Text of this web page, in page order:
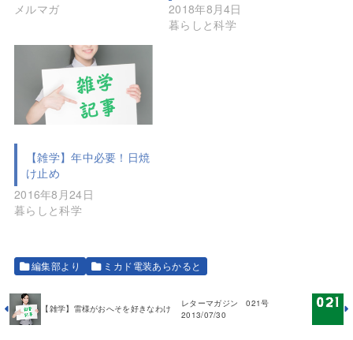
メルマガ
2018年8月4日
暮らしと科学
【雑学】年中必要！日焼
け止め
2016年8月24日
暮らしと科学
編集部より ミカド電装あらかると
レターマガジン 021号
2013/07/30
【雑学】雷様がおへそを好きなわけ